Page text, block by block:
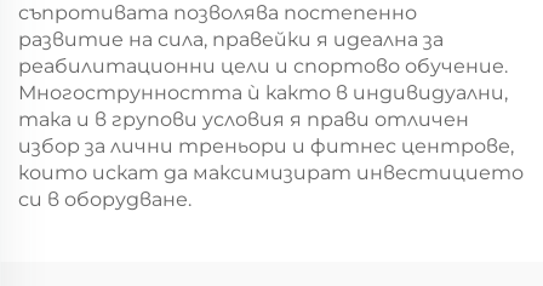
съпротивата позволява постепенно
развитие на сила, правейки я идеална за
реабилитационни цели и спортово обучение.
Многострунността ѝ както в индивидуални,
така и в групови условия я прави отличен
избор за лични треньори и фитнес центрове,
които искат да максимизират инвестицието
си в оборудване.